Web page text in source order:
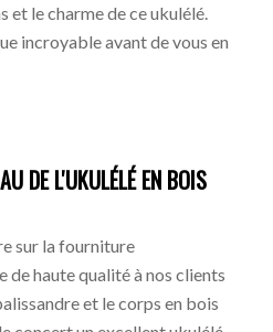
et le charme de ce ukulélé.
incroyable avant de vous en
DE L'UKULÉLÉ EN BOIS
sur la fourniture
de haute qualité à nos clients
et le corps en bois